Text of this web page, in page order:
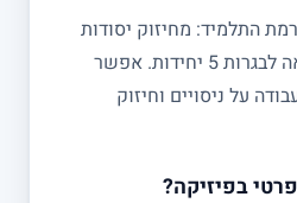
התלמיד: מחיזוק יסודות
בחטיבה ועד הכנה מלאה לבגרות 5 יחידות. אפשר
על ניסויים וחיזוק
בפיזיקה?